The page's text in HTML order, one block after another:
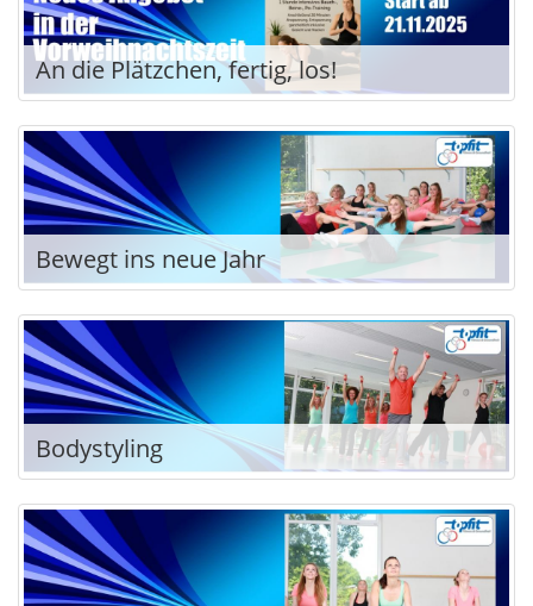
An die Plätzchen, fertig, los!
Bewegt ins neue Jahr
Bodystyling